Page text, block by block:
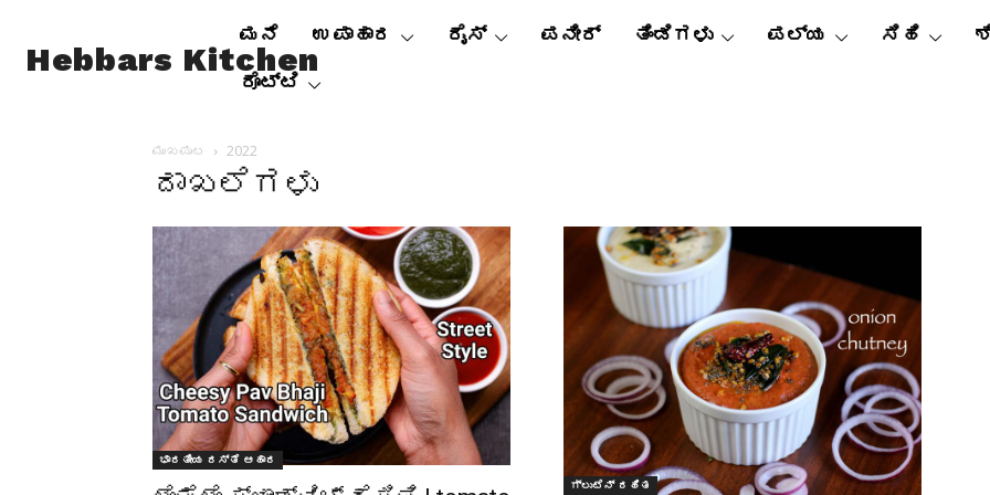
Hebbars Kitchen
ಮನೆ ಉಪಾಹಾರ ರೈಸ್ ಪನೀರ್ ತಿಂಡಿಗಳು ಪಲ್ಯ ಸಿಹಿ
ರೊಟ್ಟಿ
ಮುಖಪುಟ 2022
ದಾಖಲೆಗಳು
ಭಾರತೀಯ ರಸ್ತೆ ಆಹಾರ
ಗ್ಲುಟೆನ್ ರಹಿತ